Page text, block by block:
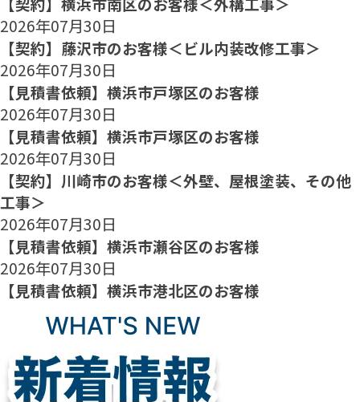
2026年07月30日
【契約】藤沢市のお客様＜ビル内装改修工事＞
2026年07月30日
【見積書依頼】横浜市戸塚区のお客様
2026年07月30日
【見積書依頼】横浜市戸塚区のお客様
2026年07月30日
【契約】川崎市のお客様＜外壁、屋根塗装、その他
工事＞
2026年07月30日
【見積書依頼】横浜市瀬谷区のお客様
2026年07月30日
【見積書依頼】横浜市港北区のお客様